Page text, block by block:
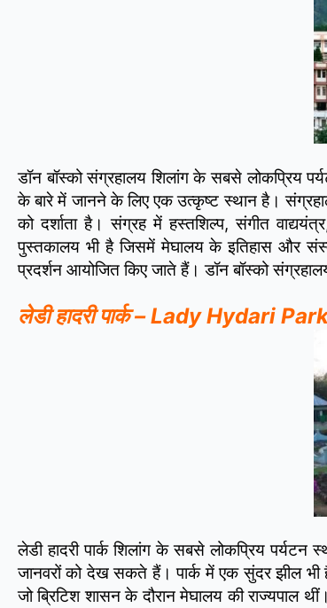
डॉन बॉस्को संग्रहालय शिलांग के सबसे लोकप्रिय
के बारे में जानने के लिए एक उत्कृष्ट स्थान है।
को दर्शाता है। संग्रह में हस्तशिल्प, संगीत
पुस्तकालय भी है जिसमें मेघालय के इतिहास और
प्रदर्शन आयोजित किए जाते हैं। डॉन बॉस्को
लेडी हादरी पार्क – Lady Hydari
लेडी हादरी पार्क शिलांग के सबसे लोकप्रिय
जानवरों को देख सकते हैं। पार्क में एक सुंदर झील भी
जो ब्रिटिश शासन के दौरान मेघालय की राज्यपाल